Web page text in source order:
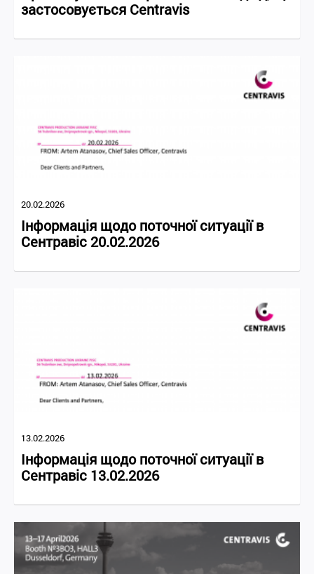
застосовується Centravis
20.02.2026
Інформація щодо поточної ситуації в
Сентравіс 20.02.2026
13.02.2026
Інформація щодо поточної ситуації в
Сентравіс 13.02.2026